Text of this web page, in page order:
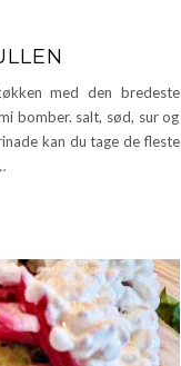
med den bredeste
bomber. salt, sød, sur og
kan du tage de fleste